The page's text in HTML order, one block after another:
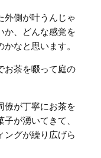
外側が叶うんじゃ
か、どんな感覚を
なと思います。
お茶を啜って庭の
僚が丁寧にお茶を
が湧いてきて、
ングが繰り広げら